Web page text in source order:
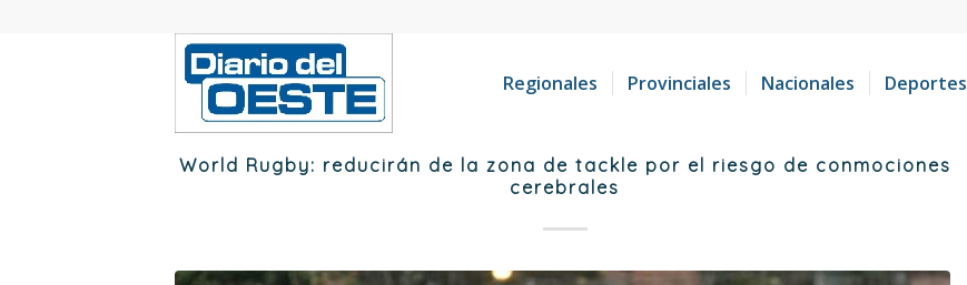
Regionales Provinciales Nacionales Deportes
World Rugby: reducirán de la zona de tackle por el riesgo de conmociones
cerebrales